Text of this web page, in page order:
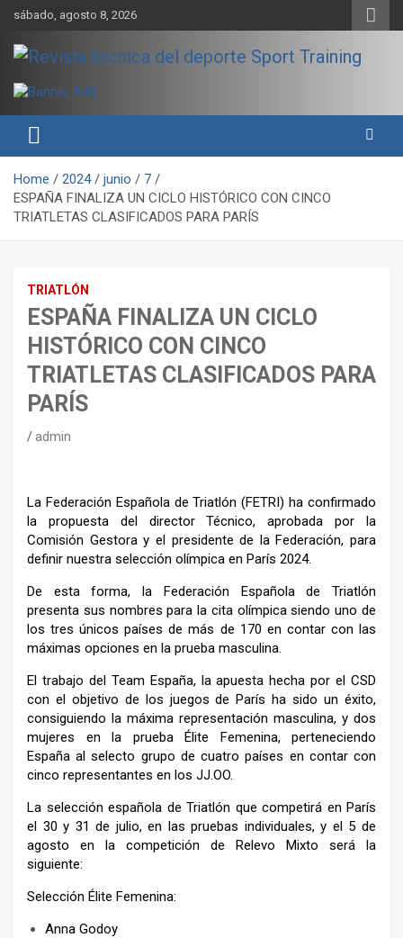
Skip
content
sábado, agosto 8, 2026
Revista técnica del deporte
Sport Training
rendimiento, nutrición y entrenamiento.
Home 2024 junio
7
ESPAÑA FINALIZA UN CICLO HISTÓRICO CON CINCO
TRIATLETAS CLASIFICADOS PARA PARÍS
TRIATLÓN
ESPAÑA FINALIZA UN CICLO
HISTÓRICO CON CINCO
TRIATLETAS CLASIFICADOS PARA
PARÍS
admin
La Federación Española de Triatlón (FETRI) ha confirmado
la propuesta del director Técnico, aprobada por la
Comisión Gestora y el presidente de la Federación, para
definir nuestra selección olímpica en París 2024.
De esta forma, la Federación Española de Triatlón
presenta sus nombres para la cita olímpica siendo uno de
los tres únicos países de más de 170 en contar con las
máximas opciones en la prueba masculina.
El trabajo del Team España, la apuesta hecha por el CSD
con el objetivo de los juegos de París ha sido un éxito,
consiguiendo la máxima representación masculina, y dos
mujeres en la prueba Élite Femenina, perteneciendo
España al selecto grupo de cuatro países en contar con
cinco representantes en los JJ.OO.
La selección española de Triatlón que competirá en París
el 30 y 31 de julio, en las pruebas individuales, y el 5 de
agosto en la competición de Relevo Mixto será la
siguiente:
Selección Élite Femenina:
Anna Godoy